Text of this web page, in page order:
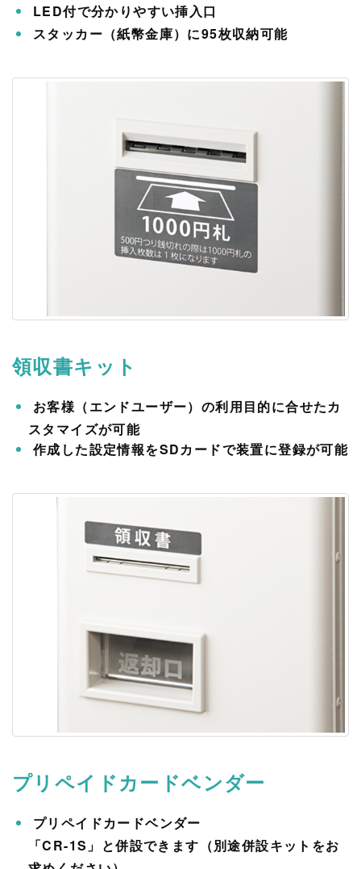
LED付で分かりやすい挿入口
スタッカー（紙幣金庫）に95枚収納可能
領収書キット
お客様（エンドユーザー）の利用目的に合せたカ
スタマイズが可能
作成した設定情報をSDカードで装置に登録が可能
プリペイドカードベンダー
プリペイドカードベンダー
「CR-1S」と併設できます（別途併設キットをお